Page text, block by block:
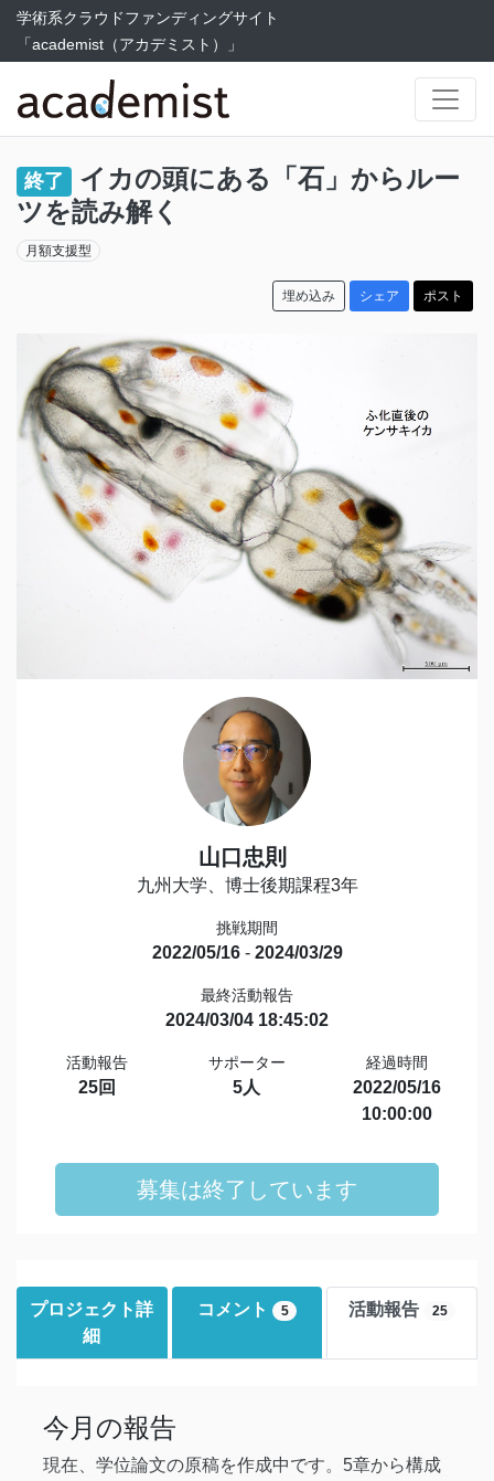
学術系クラウドファンディングサイト
「academist（アカデミスト）」
終了
イカの頭にある「石」からルー
ツを読み解く
月額支援型
埋め込み シェア ポスト
山口忠則
九州大学、博士後期課程3年
挑戦期間
2022/05/16- 2024/03/29
最終活動報告
2024/03/04 18:45:02
活動報告
25回
サポーター
5人
経過時間
2022/05/16
10:00:00
募集は終了しています
プロジェクト詳
細
コメント 5 活動報告 25
今月の報告
現在、学位論文の原稿を作成中です。5章から構成